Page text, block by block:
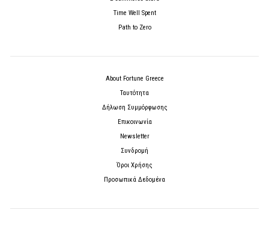
Time Well Spent
Path to Zero
About Fortune Greece
Ταυτότητα
Δήλωση Συμμόρφωσης
Επικοινωνία
Newsletter
Συνδρομή
Όροι Χρήσης
Προσωπικά Δεδομένα